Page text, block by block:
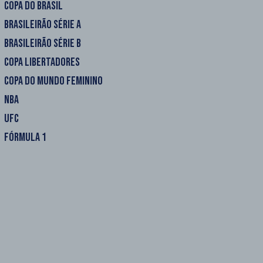
COPA DO BRASIL
BRASILEIRÃO SÉRIE A
BRASILEIRÃO SÉRIE B
COPA LIBERTADORES
COPA DO MUNDO FEMININO
NBA
UFC
FÓRMULA 1